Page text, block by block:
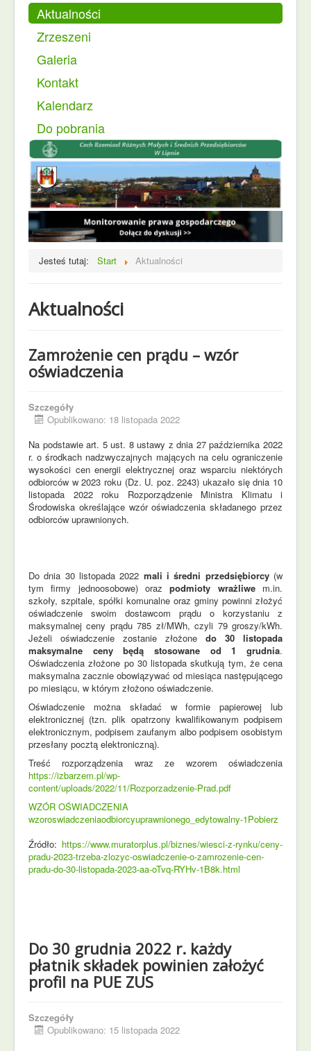
Aktualności
Zrzeszeni
Galeria
Kontakt
Kalendarz
Do pobrania
Jesteś tutaj: Start Aktualności
Aktualności
Zamrożenie cen prądu – wzór
oświadczenia
Szczegóły
Opublikowano: 18 listopada 2022
Na podstawie art. 5 ust. 8 ustawy z dnia 27 października 2022
r. o środkach nadzwyczajnych mających na celu ograniczenie
wysokości cen energii elektrycznej oraz wsparciu niektórych
odbiorców w 2023 roku (Dz. U. poz. 2243) ukazało się dnia 10
listopada 2022 roku Rozporządzenie Ministra Klimatu i
Środowiska określające wzór oświadczenia składanego przez
odbiorców uprawnionych.
Do dnia 30 listopada 2022 mali i średni przedsiębiorcy(w
tym firmy jednoosobowe) orazpodmioty wrażliwem.in.
szkoły, szpitale, spółki komunalne oraz gminy powinni złożyć
oświadczenie swoim dostawcom prądu o korzystaniu z
maksymalnej ceny prądu 785 zł/MWh, czyli 79 groszy/kWh.
Jeżeli oświadczenie zostanie złożone do 30 listopada
maksymalne ceny będą stosowane od 1 grudnia.
Oświadczenia złożone po 30 listopada skutkują tym, że cena
maksymalna zacznie obowiązywać od miesiąca następującego
po miesiącu, w którym złożono oświadczenie.
Oświadczenie można składać w formie papierowej lub
elektronicznej (tzn. plik opatrzony kwalifikowanym podpisem
elektronicznym, podpisem zaufanym albo podpisem osobistym
przesłany pocztą elektroniczną).
Treść rozporządzenia wraz ze wzorem oświadczenia
https://izbarzem.pl/wp-
content/uploads/2022/11/Rozporzadzenie-Prad.pdf
WZÓR OŚWIADCZENIA
wzoroswiadczeniaodbiorcyuprawnionego_edytowalny-1Pobierz
Źródło: https://www.muratorplus.pl/biznes/wiesci-z-rynku/ceny-
pradu-2023-trzeba-zlozyc-oswiadczenie-o-zamrozenie-cen-
pradu-do-30-listopada-2023-aa-oTvq-RYHv-1B8k.html
Do 30 grudnia 2022 r. każdy
płatnik składek powinien założyć
profil na PUE ZUS
Szczegóły
Opublikowano: 15 listopada 2022